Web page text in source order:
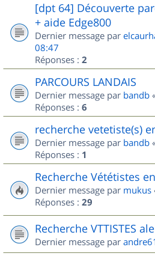
[dpt 64] Découverte
+ aide Edge800
Dernier message par
08:47
Réponses : 2
PARCOURS LANDAIS
Dernier message par bandb
Réponses : 6
recherche vetetiste(s)
Dernier message par bandb
Réponses : 1
Recherche Vététistes
Dernier message par mukus
Réponses : 29
Recherche VTTISTES
Dernier message par